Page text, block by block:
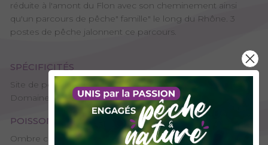
réduite à l'amont du Flon avec son cheminement ainsi
qu'un parcours de pêche" famille" le long du Rhône. 3
postes de pêche jalonnent ce parcours.
SPÉCIFICITÉS
Site de pêche – 2ème catégorie, Ponton de pêche,
Domaine public
POISSONS PRÉSENTS
Ombre commun, Truite arc-en-ciel, Chevesne, Perche